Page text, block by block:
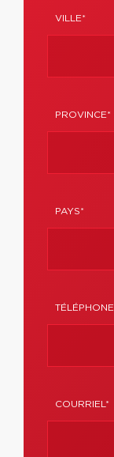
VILLE*
PROVINCE*
PAYS*
TÉLÉPHONE
COURRIEL*